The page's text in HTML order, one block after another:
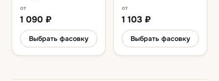
от
1 090 ₽
Выбрать фасовку
от
1 103 ₽
Выбрать фасовку